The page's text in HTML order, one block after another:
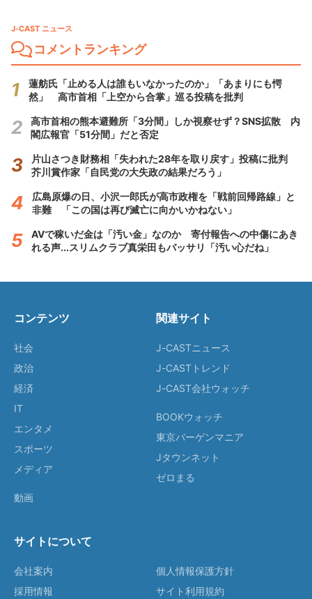
J-CAST ニュース
コメントランキング
蓮舫氏「止める人は誰もいなかったのか」「あまりにも愕
然」 高市首相「上空から合掌」巡る投稿を批判
高市首相の熊本避難所「3分間」しか視察せず？SNS拡散 内
閣広報官「51分間」だと否定
片山さつき財務相「失われた28年を取り戻す」投稿に批判
芥川賞作家「自民党の大失政の結果だろう」
広島原爆の日、小沢一郎氏が高市政権を「戦前回帰路線」と
非難 「この国は再び滅亡に向かいかねない」
AVで稼いだ金は「汚い金」なのか 寄付報告への中傷にあき
れる声...スリムクラブ真栄田もバッサリ「汚い心だね」
コンテンツ
社会
政治
経済
IT
エンタメ
スポーツ
メディア
動画
関連サイト
J-CASTニュース
J-CASTトレンド
J-CAST会社ウォッチ
BOOKウォッチ
東京バーゲンマニア
Jタウンネット
ゼロまる
サイトについて
会社案内
採用情報
個人情報保護方針
サイト利用規約